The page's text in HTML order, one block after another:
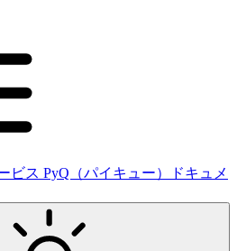
ビス PyQ（パイキュー）ドキュメ